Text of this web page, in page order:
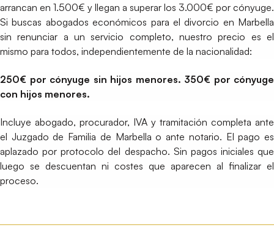
arrancan en 1.500€ y llegan a superar los 3.000€ por cónyuge.
Si buscas abogados económicos para el divorcio en Marbella
sin renunciar a un servicio completo, nuestro precio es el
mismo para todos, independientemente de la nacionalidad:
250€ por cónyuge sin hijos menores. 350€ por cónyuge
con hijos menores.
Incluye abogado, procurador, IVA y tramitación completa ante
el Juzgado de Familia de Marbella o ante notario. El pago es
aplazado por protocolo del despacho. Sin pagos iniciales que
luego se descuentan ni costes que aparecen al finalizar el
proceso.